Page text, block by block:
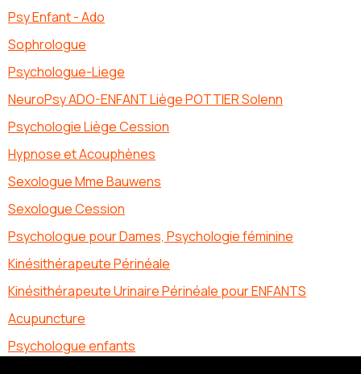
Psy Enfant - Ado
Sophrologue
Psychologue-Liege
NeuroPsy ADO-ENFANT Liège POTTIER Solenn
Psychologie Liège Cession
Hypnose et Acouphènes
Sexologue Mme Bauwens
Sexologue Cession
Psychologue pour Dames, Psychologie féminine
Kinésithérapeute Périnéale
Kinésithérapeute Urinaire Périnéale pour ENFANTS
Acupuncture
Psychologue enfants